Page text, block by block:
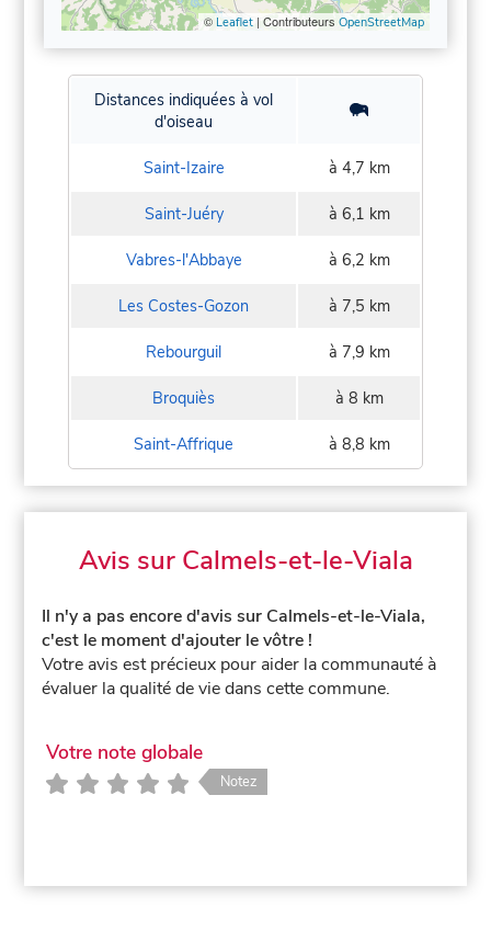
© Leaflet| Contributeurs OpenStreetMap
Distances indiquées à vol
d'oiseau
Saint-Izaire à 4,7 km
Saint-Juéry à 6,1 km
Vabres-l'Abbaye à 6,2 km
Les Costes-Gozon à 7,5 km
Rebourguil à 7,9 km
Broquiès à 8 km
Saint-Affrique à 8,8 km
Avis sur Calmels-et-le-Viala
Il n'y a pas encore d'avis sur Calmels-et-le-Viala,
c'est le moment d'ajouter le vôtre !
Votre avis est précieux pour aider la communauté à
évaluer la qualité de vie dans cette commune.
Votre note globale
Notez